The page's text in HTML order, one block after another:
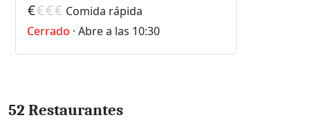
€€€€ Comida rápida
Cerrado · Abre a las 10:30
52 Restaurantes